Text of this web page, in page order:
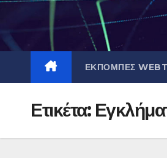
ΕΚΠΟΜΠΕΣ
Ετικέτα: